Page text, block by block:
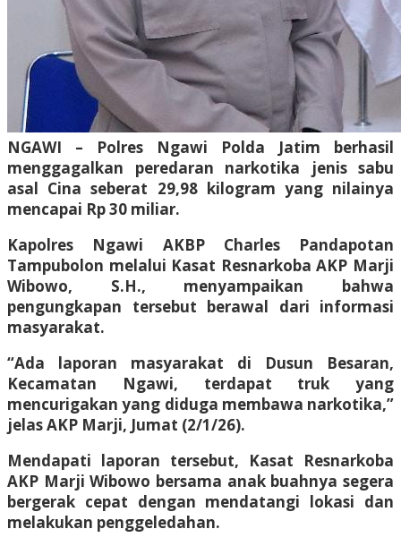
NGAWI – Polres Ngawi Polda Jatim berhasil
menggagalkan peredaran narkotika jenis sabu
asal Cina seberat 29,98 kilogram yang nilainya
mencapai Rp 30 miliar.
Kapolres Ngawi AKBP Charles Pandapotan
Tampubolon melalui Kasat Resnarkoba AKP Marji
Wibowo, S.H., menyampaikan bahwa
pengungkapan tersebut berawal dari informasi
masyarakat.
“Ada laporan masyarakat di Dusun Besaran,
Kecamatan Ngawi, terdapat truk yang
mencurigakan yang diduga membawa narkotika,”
jelas AKP Marji, Jumat (2/1/26).
Mendapati laporan tersebut, Kasat Resnarkoba
AKP Marji Wibowo bersama anak buahnya segera
bergerak cepat dengan mendatangi lokasi dan
melakukan penggeledahan.